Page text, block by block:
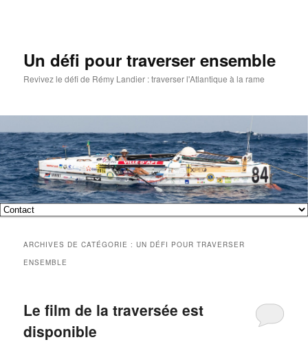
Un défi pour traverser ensemble
Revivez le défi de Rémy Landier : traverser l'Atlantique à la rame
Menu
Aller
au
principal
Aller
au
secondaire
ARCHIVES DE CATÉGORIE :UN DÉFI POUR TRAVERSER
ENSEMBLE
Le film de la traversée est
disponible